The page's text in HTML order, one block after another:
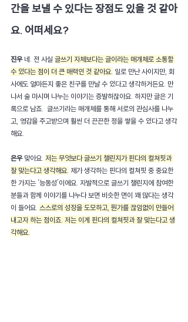
간을 보낼 수 있다는 장점도 있을 것 같아
요. 어떠세요?
진우 네. 전 사실 글쓰기 자체보다는 글이라는 매개체로 소통할
수 있다는 점이 더 큰 매력인 것 같아요. 일로 만난 사이지만, 회
사에도 얼마든지 좋은 친구를 만날 수 있다고 생각하거든요. 만
나서 술 마시며 나누는 이야기는 증발하잖아요. 하지만 글은 기
록으로 남죠.  글쓰기라는 매개체를 통해 서로의 관심사를 나누
고, 영감을 주고받으며 훨씬 더 끈끈한 정을 쌓을 수 있다고 생각
해요.
은우 맞아요. 저는 무엇보다 글쓰기 챌린지가 핀다의 컬쳐핏과
잘 맞는다고 생각해요. 제가 생각하는 핀다의 컬쳐핏 중 중요한
한 가지는 ‘능동성’이에요. 자발적으로 글쓰기 챌린지에 참여한
분들과 함께 이야기를 나누다 보면 비슷한 면이 꽤 많다는 생각
이 들어요. 스스로의 성장을 도모하고, 뭔가를 끊임없이 만들어
내고자 하는 점이죠. 저는 이게 핀다의 컬쳐핏과 잘 맞는다고 생
각해요.